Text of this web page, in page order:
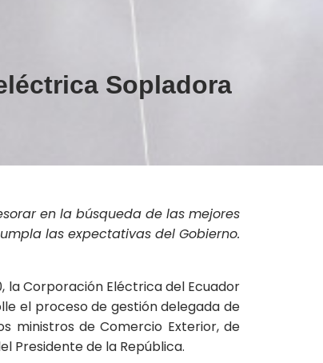
Sopladora
en la búsqueda de las mejores
las expectativas del Gobierno.
la Corporación Eléctrica del Ecuador
el proceso de gestión delegada de
ministros de Comercio Exterior, de
Presidente de la República.